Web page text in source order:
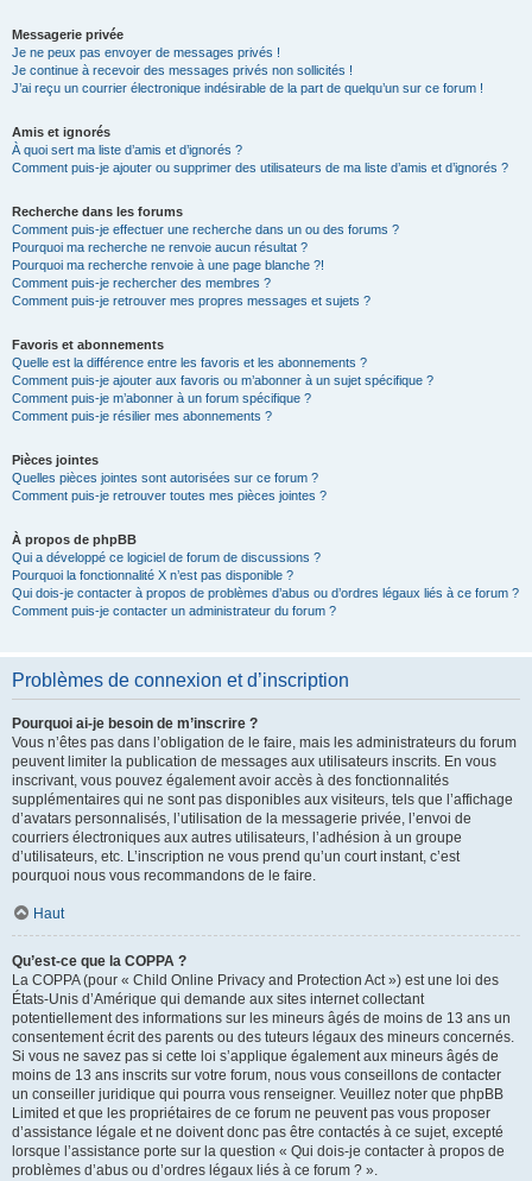
Messagerie privée
Je ne peux pas envoyer de messages privés !
Je continue à recevoir des messages privés non sollicités !
J’ai reçu un courrier électronique indésirable de la part de quelqu’un sur ce forum !
Amis et ignorés
À quoi sert ma liste d’amis et d’ignorés ?
Comment puis-je ajouter ou supprimer des utilisateurs de ma liste d’amis et d’ignorés ?
Recherche dans les forums
Comment puis-je effectuer une recherche dans un ou des forums ?
Pourquoi ma recherche ne renvoie aucun résultat ?
Pourquoi ma recherche renvoie à une page blanche ?!
Comment puis-je rechercher des membres ?
Comment puis-je retrouver mes propres messages et sujets ?
Favoris et abonnements
Quelle est la différence entre les favoris et les abonnements ?
Comment puis-je ajouter aux favoris ou m’abonner à un sujet spécifique ?
Comment puis-je m’abonner à un forum spécifique ?
Comment puis-je résilier mes abonnements ?
Pièces jointes
Quelles pièces jointes sont autorisées sur ce forum ?
Comment puis-je retrouver toutes mes pièces jointes ?
À propos de phpBB
Qui a développé ce logiciel de forum de discussions ?
Pourquoi la fonctionnalité X n’est pas disponible ?
Qui dois-je contacter à propos de problèmes d’abus ou d’ordres légaux liés à ce forum ?
Comment puis-je contacter un administrateur du forum ?
Problèmes de connexion et d’inscription
Pourquoi ai-je besoin de m’inscrire ?
Vous n’êtes pas dans l’obligation de le faire, mais les administrateurs du forum
peuvent limiter la publication de messages aux utilisateurs inscrits. En vous
inscrivant, vous pouvez également avoir accès à des fonctionnalités
supplémentaires qui ne sont pas disponibles aux visiteurs, tels que l’affichage
d’avatars personnalisés, l’utilisation de la messagerie privée, l’envoi de
courriers électroniques aux autres utilisateurs, l’adhésion à un groupe
d’utilisateurs, etc. L’inscription ne vous prend qu’un court instant, c’est
pourquoi nous vous recommandons de le faire.
Haut
Qu’est-ce que la COPPA ?
La COPPA (pour « Child Online Privacy and Protection Act ») est une loi des
États-Unis d’Amérique qui demande aux sites internet collectant
potentiellement des informations sur les mineurs âgés de moins de 13 ans un
consentement écrit des parents ou des tuteurs légaux des mineurs concernés.
Si vous ne savez pas si cette loi s’applique également aux mineurs âgés de
moins de 13 ans inscrits sur votre forum, nous vous conseillons de contacter
un conseiller juridique qui pourra vous renseigner. Veuillez noter que phpBB
Limited et que les propriétaires de ce forum ne peuvent pas vous proposer
d’assistance légale et ne doivent donc pas être contactés à ce sujet, excepté
lorsque l’assistance porte sur la question « Qui dois-je contacter à propos de
problèmes d’abus ou d’ordres légaux liés à ce forum ? ».